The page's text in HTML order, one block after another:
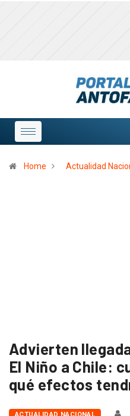
Home Actualidad
Advierten
El Niño a Chile:
qué efectos
ACTUALIDAD NACIONAL